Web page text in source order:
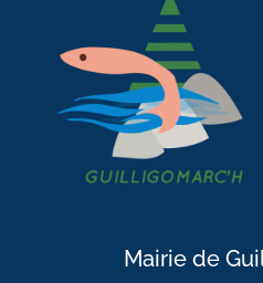
Mairie de